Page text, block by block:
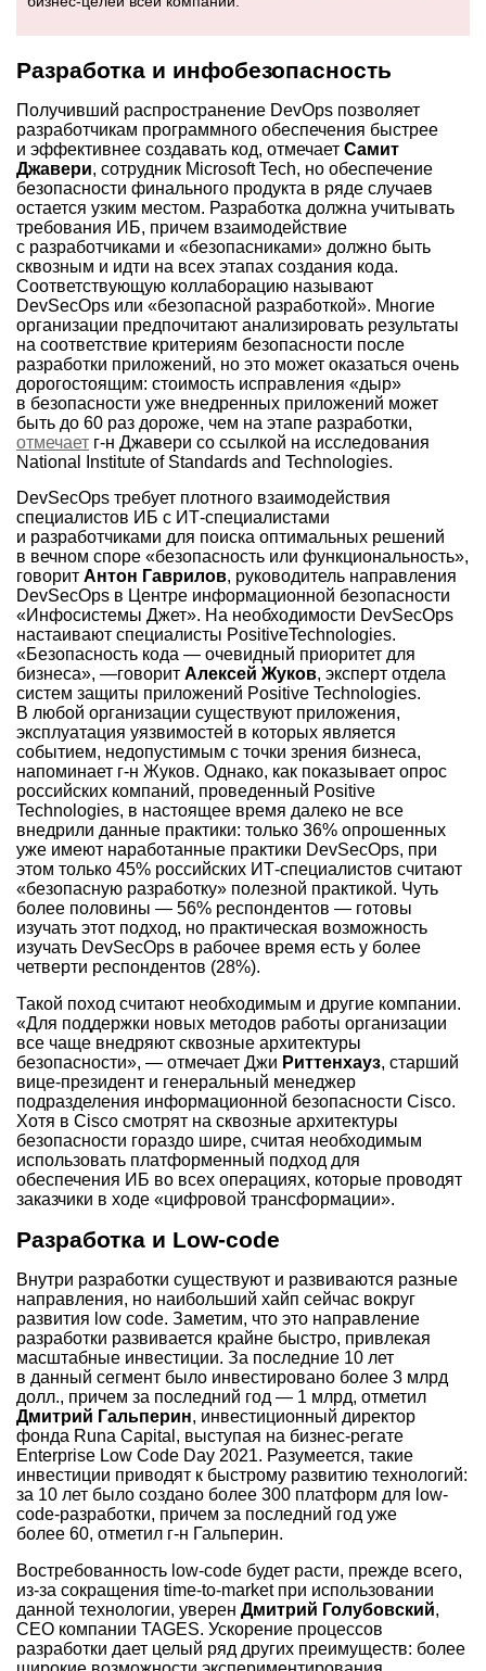
Разработка и инфобезопасность
Получивший распространение DevOps позволяет
разработчикам программного обеспечения быстрее
и эффективнее создавать код, отмечает Самит
Джавери, сотрудник Microsoft Tech, но обеспечение
безопасности финального продукта в ряде случаев
остается узким местом. Разработка должна учитывать
требования ИБ, причем взаимодействие
с разработчиками и «безопасниками» должно быть
сквозным и идти на всех этапах создания кода.
Соответствующую коллаборацию называют
DevSecOps или «безопасной разработкой». Многие
организации предпочитают анализировать результаты
на соответствие критериям безопасности после
разработки приложений, но это может оказаться очень
дорогостоящим: стоимость исправления «дыр»
в безопасности уже внедренных приложений может
быть до 60 раз дороже, чем на этапе разработки,
отмечает г-н Джавери со ссылкой на исследования
National Institute of Standards and Technologies.
DevSecOps требует плотного взаимодействия
специалистов ИБ с ИТ-специалистами
и разработчиками для поиска оптимальных решений
в вечном споре «безопасность или функциональность»,
говорит Антон Гаврилов, руководитель направления
DevSecOps в Центре информационной безопасности
«Инфосистемы Джет». На необходимости DevSecOps
настаивают специалисты PositiveTechnologies.
«Безопасность кода — очевидный приоритет для
бизнеса», —говорит Алексей Жуков, эксперт отдела
систем защиты приложений Positive Technologies.
В любой организации существуют приложения,
эксплуатация уязвимостей в которых является
событием, недопустимым с точки зрения бизнеса,
напоминает г-н Жуков. Однако, как показывает опрос
российских компаний, проведенный Positive
Technologies, в настоящее время далеко не все
внедрили данные практики: только 36% опрошенных
уже имеют наработанные практики DevSecOps, при
этом только 45% российских ИТ-специалистов считают
«безопасную разработку» полезной практикой. Чуть
более половины — 56% респондентов — готовы
изучать этот подход, но практическая возможность
изучать DevSecOps в рабочее время есть у более
четверти респондентов (28%).
Такой поход считают необходимым и другие компании.
«Для поддержки новых методов работы организации
все чаще внедряют сквозные архитектуры
безопасности», — отмечает Джи Риттенхауз, старший
вице-президент и генеральный менеджер
подразделения информационной безопасности Cisco.
Хотя в Cisco смотрят на сквозные архитектуры
безопасности гораздо шире, считая необходимым
использовать платформенный подход для
обеспечения ИБ во всех операциях, которые проводят
заказчики в ходе «цифровой трансформации».
Разработка и Low-code
Внутри разработки существуют и развиваются разные
направления, но наибольший хайп сейчас вокруг
развития low code. Заметим, что это направление
разработки развивается крайне быстро, привлекая
масштабные инвестиции. За последние 10 лет
в данный сегмент было инвестировано более 3 млрд
долл., причем за последний год — 1 млрд, отметил
Дмитрий Гальперин, инвестиционный директор
фонда Runa Capital, выступая на бизнес-регате
Enterprise Low Code Day 2021. Разумеется, такие
инвестиции приводят к быстрому развитию технологий:
за 10 лет было создано более 300 платформ для low-
code-разработки, причем за последний год уже
более 60, отметил г-н Гальперин.
Востребованность low-code будет расти, прежде всего,
из-за сокращения time-to-market при использовании
данной технологии, уверен Дмитрий Голубовский,
СЕО компании TAGES. Ускорение процессов
разработки дает целый ряд других преимуществ: более